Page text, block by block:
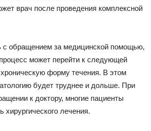
врач после проведения комплексной
с обращением за медицинской помощью,
может перейти к следующей
форму течения. В этом
будет труднее и дольше. При
к доктору, многие пациенты
хирургического лечения.